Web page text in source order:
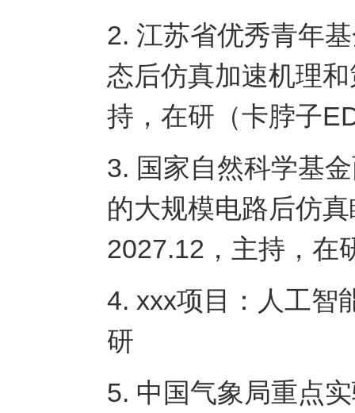
2. 江苏省优秀青年
态后仿真加速机理
持，在研（卡脖子
3. 国家自然科学基
的大规模电路后仿
2027.12，主持，在
4. xxx项目：人工智
研
5. 中国气象局重点